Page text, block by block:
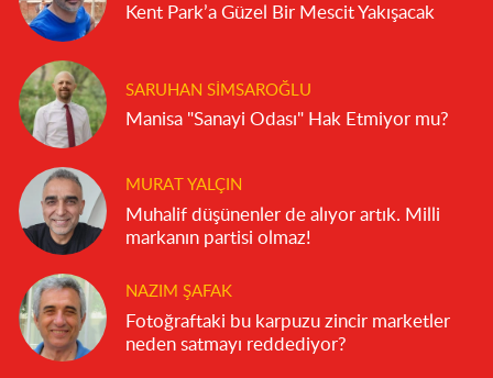
Kent Park’a Güzel Bir Mescit Yakışacak
SARUHAN SIMSAROĞLU
Manisa "Sanayi Odası" Hak Etmiyor mu?
MURAT YALÇIN
Muhalif düşünenler de alıyor artık. Milli
markanın partisi olmaz!
NAZIM ŞAFAK
Fotoğraftaki bu karpuzu zincir marketler
neden satmayı reddediyor?